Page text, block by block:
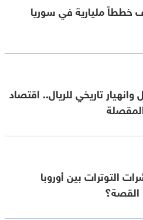
خططاً مليارية في سوريا
تاريخي للريال.. اقتصاد
التوترات بين أوروبا
القصة؟